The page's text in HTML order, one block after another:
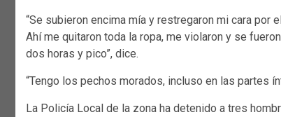
“Se subieron encima mía y restregaron mi cara por
Ahí me quitaron toda la ropa, me violaron y se
dos horas y pico”, dice.
“Tengo los pechos morados, incluso en las partes
La Policía Local de la zona ha detenido a tres